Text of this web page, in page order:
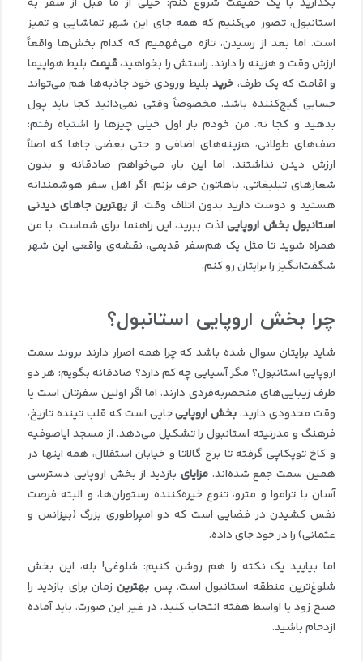
استانبول، تصور می‌کنیم که همه جای این شهر تماشایی و تمیز
است. اما بعد از رسیدن، تازه می‌فهمیم که کدام بخش‌ها واقعاً
ارزش وقت و هزینه را دارند. راستش را بخواهید،قیمت بلیط هواپیما
و اقامت که یک طرف، خریدبلیط ورودی خود جاذبه‌ها هم می‌تواند
حسابی گیج‌کننده باشد. مخصوصاً وقتی نمی‌دانید کجا باید پول
بدهید و کجا نه. من خودم بار اول خیلی چیزها را اشتباه رفتم؛
صف‌های طولانی، هزینه‌های اضافی و حتی بعضی جاها که اصلاً
ارزش دیدن نداشتند. اما این بار، می‌خواهم صادقانه و بدون
شعارهای تبلیغاتی، باهاتون حرف بزنم. اگر اهل سفر هوشمندانه
هستید و دوست دارید بدون اتلاف وقت، از بهترین جاهای دیدنی
استانبول بخش اروپاییلذت ببرید، این راهنما برای شماست. با من
همراه شوید تا مثل یک هم‌سفر قدیمی، نقشه‌ی واقعی این شهر
شگفت‌انگیز را برایتان رو کنم.
چرا بخش اروپایی استانبول؟
شاید برایتان سوال شده باشد که چرا همه اصرار دارند بروند سمت
اروپایی استانبول؟ مگر آسیایی چه کم دارد؟ صادقانه بگویم: هر دو
طرف زیبایی‌های منحصربه‌فردی دارند، اما اگر اولین سفرتان است یا
وقت محدودی دارید،بخش اروپاییجایی است که قلب تپنده تاریخ،
فرهنگ و مدرنیته استانبول را تشکیل می‌دهد. از مسجد ایاصوفیه
و کاخ توپکاپی گرفته تا برج گالاتا و خیابان استقلال، همه اینها در
همین سمت جمع شده‌اند.مزایای بازدید از بخش اروپایی دسترسی
آسان با تراموا و مترو، تنوع خیره‌کننده رستوران‌ها، و البته فرصت
نفس کشیدن در فضایی است که دو امپراطوری بزرگ (بیزانس و
عثمانی) را در خود جای داده.
اما بیایید یک نکته را هم روشن کنیم: شلوغی! بله، این بخش
شلوغ‌ترین منطقه استانبول است. پس بهترینزمان برای بازدید را
صبح زود یا اواسط هفته انتخاب کنید. در غیر این صورت، باید آماده
ازدحام باشید.